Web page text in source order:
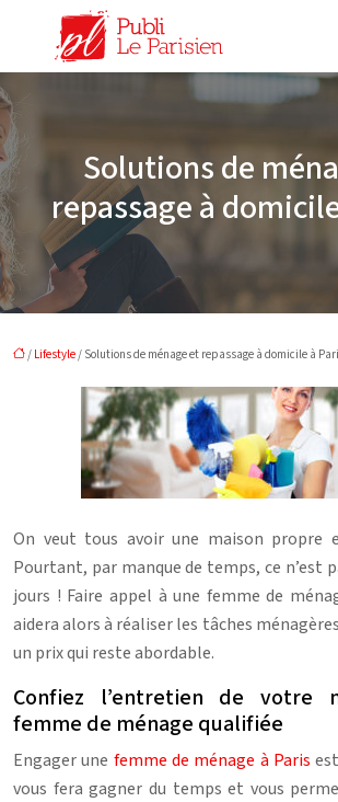
Solutions de
repassage à
/ Lifestyle/ Solutions de ménage et repassage à domicile à
On veut tous avoir une maison propre
Pourtant, par manque de temps, ce n’est
jours ! Faire appel à une femme de
aidera alors à réaliser les tâches
un prix qui reste abordable.
Confiez l’entretien de votre
femme de ménage qualifiée
Engager une femme de ménage à Paris
vous fera gagner du temps et vous